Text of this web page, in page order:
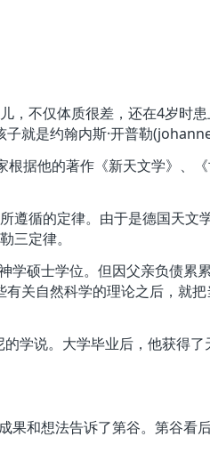
不仅体质很差，还在4岁时
就是约翰内斯·开普勒
他的著作《新天文学》、
循的定律。由于是德国天文
三定律。
硕士学位。但因父亲负债累
关自然科学的理论之后，就
说。大学毕业后，他获得
想法告诉了第谷。第谷看